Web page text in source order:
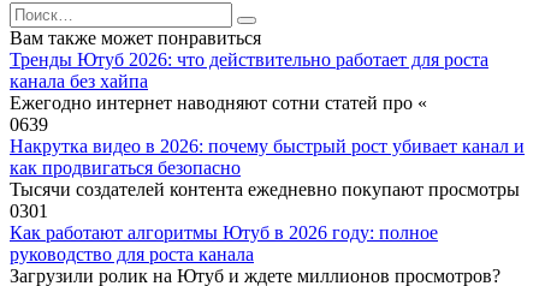
Search
for:
Вам также может понравиться
Тренды Ютуб 2026: что действительно работает для роста
канала без хайпа
Ежегодно интернет наводняют сотни статей про «
0639
Накрутка видео в 2026: почему быстрый рост убивает канал и
как продвигаться безопасно
Тысячи создателей контента ежедневно покупают просмотры
0301
Как работают алгоритмы Ютуб в 2026 году: полное
руководство для роста канала
Загрузили ролик на Ютуб и ждете миллионов просмотров?